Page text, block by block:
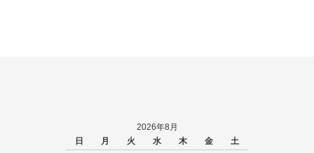
2026年8月
日
月 火 水 木 金
土